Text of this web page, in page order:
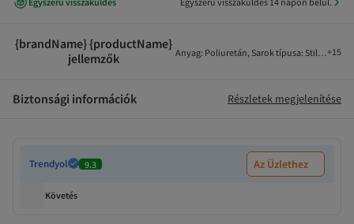
{brandName} {productName}
jellemzők
Anyag: Poliuretán, Sarok típusa: Stiletto
+15
Biztonsági információk Részletek megjelenítése
Trendyol 9.3 Az Üzlethez
Követés